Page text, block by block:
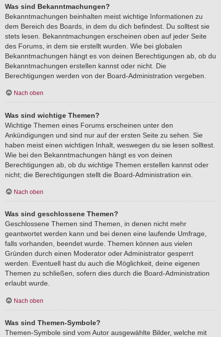
Was sind Bekanntmachungen?
Bekanntmachungen beinhalten meist wichtige Informationen zu
dem Bereich des Boards, in dem du dich befindest. Du solltest sie
stets lesen. Bekanntmachungen erscheinen oben auf jeder Seite
des Forums, in dem sie erstellt wurden. Wie bei globalen
Bekanntmachungen hängt es von deinen Berechtigungen ab, ob du
Bekanntmachungen erstellen kannst oder nicht. Die
Berechtigungen werden von der Board-Administration vergeben.
Nach oben
Was sind wichtige Themen?
Wichtige Themen eines Forums erscheinen unter den
Ankündigungen und sind nur auf der ersten Seite zu sehen. Sie
haben meist einen wichtigen Inhalt, weswegen du sie lesen solltest.
Wie bei den Bekanntmachungen hängt es von deinen
Berechtigungen ab, ob du wichtige Themen erstellen kannst oder
nicht; die Berechtigungen stellt die Board-Administration ein.
Nach oben
Was sind geschlossene Themen?
Geschlossene Themen sind Themen, in denen nicht mehr
geantwortet werden kann und bei denen eine laufende Umfrage,
falls vorhanden, beendet wurde. Themen können aus vielen
Gründen durch einen Moderator oder Administrator gesperrt
werden. Eventuell hast du auch die Möglichkeit, deine eigenen
Themen zu schließen, sofern dies durch die Board-Administration
erlaubt wurde.
Nach oben
Was sind Themen-Symbole?
Themen-Symbole sind vom Autor ausgewählte Bilder, welche mit